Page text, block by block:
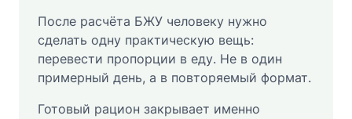
После расчёта БЖУ человеку нужно
сделать одну практическую вещь:
перевести пропорции в еду. Не в один
примерный день, а в повторяемый формат.
Готовый рацион закрывает именно